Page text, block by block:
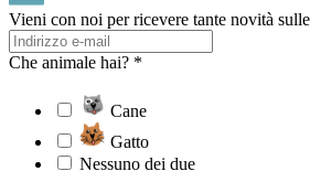
Vieni con noi per ricevere tante novità
Che animale hai? *
Cane
Gatto
Nessuno dei due